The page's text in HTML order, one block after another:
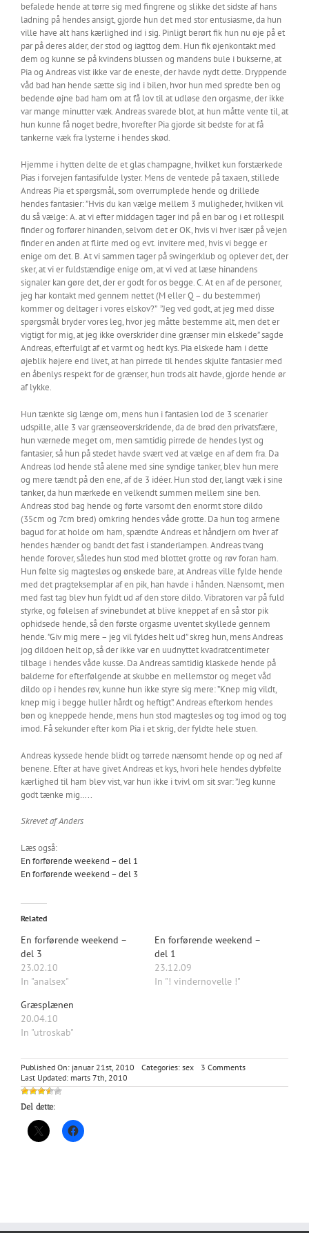
befalede hende at tørre sig med fingrene og slikke det sidste af hans
ladning på hendes ansigt, gjorde hun det med stor entusiasme, da hun
ville have alt hans kærlighed ind i sig. Pinligt berørt fik hun nu øje på et
par på deres alder, der stod og iagttog dem. Hun fik øjenkontakt med
dem og kunne se på kvindens blussen og mandens bule i bukserne, at
Pia og Andreas vist ikke var de eneste, der havde nydt dette. Dryppende
våd bad han hende sætte sig ind i bilen, hvor hun med spredte ben og
bedende øjne bad ham om at få lov til at udløse den orgasme, der ikke
var mange minutter væk. Andreas svarede blot, at hun måtte vente til, at
hun kunne få noget bedre, hvorefter Pia gjorde sit bedste for at få
tankerne væk fra lysterne i hendes skød.
Hjemme i hytten delte de et glas champagne, hvilket kun forstærkede
Pias i forvejen fantasifulde lyster. Mens de ventede på taxaen, stillede
Andreas Pia et spørgsmål, som overrumplede hende og drillede
hendes fantasier: ”Hvis du kan vælge mellem 3 muligheder, hvilken vil
du så vælge: A. at vi efter middagen tager ind på en bar og i et rollespil
finder og forfører hinanden, selvom det er OK, hvis vi hver især på vejen
finder en anden at flirte med og evt. invitere med, hvis vi begge er
enige om det. B. At vi sammen tager på swingerklub og oplever det, der
sker, at vi er fuldstændige enige om, at vi ved at læse hinandens
signaler kan gøre det, der er godt for os begge. C. At en af de personer,
jeg har kontakt med gennem nettet (M eller Q – du bestemmer)
kommer og deltager i vores elskov?” ”Jeg ved godt, at jeg med disse
spørgsmål bryder vores leg, hvor jeg måtte bestemme alt, men det er
vigtigt for mig, at jeg ikke overskrider dine grænser min elskede” sagde
Andreas, efterfulgt af et varmt og hedt kys. Pia elskede ham i dette
øjeblik højere end livet, at han pirrede til hendes skjulte fantasier med
en åbenlys respekt for de grænser, hun trods alt havde, gjorde hende ør
af lykke.
Hun tænkte sig længe om, mens hun i fantasien lod de 3 scenarier
udspille, alle 3 var grænseoverskridende, da de brød den privatsfære,
hun værnede meget om, men samtidig pirrede de hendes lyst og
fantasier, så hun på stedet havde svært ved at vælge en af dem fra. Da
Andreas lod hende stå alene med sine syndige tanker, blev hun mere
og mere tændt på den ene, af de 3 idéer. Hun stod der, langt væk i sine
tanker, da hun mærkede en velkendt summen mellem sine ben.
Andreas stod bag hende og førte varsomt den enormt store dildo
(35cm og 7cm bred) omkring hendes våde grotte. Da hun tog armene
bagud for at holde om ham, spændte Andreas et håndjern om hver af
hendes hænder og bandt det fast i standerlampen. Andreas tvang
hende forover, således hun stod med blottet grotte og røv foran ham.
Hun følte sig magtesløs og ønskede bare, at Andreas ville fylde hende
med det pragteksemplar af en pik, han havde i hånden. Nænsomt, men
med fast tag blev hun fyldt ud af den store dildo. Vibratoren var på fuld
styrke, og følelsen af svinebundet at blive kneppet af en så stor pik
ophidsede hende, så den første orgasme uventet skyllede gennem
hende. ”Giv mig mere – jeg vil fyldes helt ud” skreg hun, mens Andreas
jog dildoen helt op, så der ikke var en uudnyttet kvadratcentimeter
tilbage i hendes våde kusse. Da Andreas samtidig klaskede hende på
balderne for efterfølgende at skubbe en mellemstor og meget våd
dildo op i hendes røv, kunne hun ikke styre sig mere: ”Knep mig vildt,
knep mig i begge huller hårdt og heftigt”. Andreas efterkom hendes
bøn og kneppede hende, mens hun stod magtesløs og tog imod og tog
imod. Få sekunder efter kom Pia i et skrig, der fyldte hele stuen.
Andreas kyssede hende blidt og tørrede nænsomt hende op og ned af
benene. Efter at have givet Andreas et kys, hvori hele hendes dybfølte
kærlighed til ham blev vist, var hun ikke i tvivl om sit svar: ”Jeg kunne
godt tænke mig…..
Skrevet af Anders
Læs også:
En forførende weekend – del 1
En forførende weekend – del 3
Related
En forførende weekend –
del 3
23.02.10
In "analsex"
En forførende weekend –
del 1
23.12.09
In "! vindernovelle !"
Græsplænen
20.04.10
In "utroskab"
Published On: januar 21st, 2010 Categories: sex 3 Commentson
forførende
Last Updated: marts 7th, 2010
Del dette: